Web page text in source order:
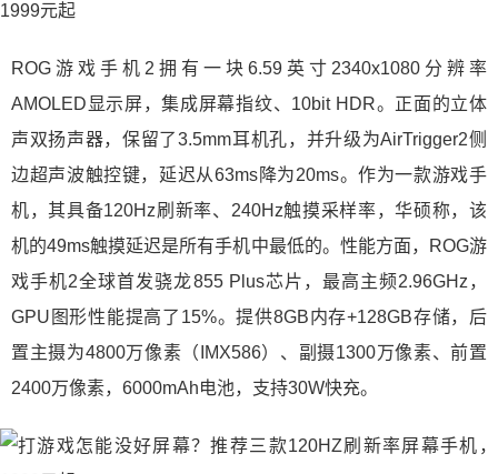
ROG游戏手机2拥有一块6.59英寸2340x1080分辨率
AMOLED显示屏，集成屏幕指纹、10bit HDR。正面的立体
声双扬声器，保留了3.5mm耳机孔，并升级为AirTrigger2侧
边超声波触控键，延迟从63ms降为20ms。作为一款游戏手
机，其具备120Hz刷新率、240Hz触摸采样率，华硕称，该
机的49ms触摸延迟是所有手机中最低的。性能方面，ROG游
戏手机2全球首发骁龙855 Plus芯片，最高主频2.96GHz，
GPU图形性能提高了15%。提供8GB内存+128GB存储，后
置主摄为4800万像素（IMX586）、副摄1300万像素、前置
2400万像素，6000mAh电池，支持30W快充。